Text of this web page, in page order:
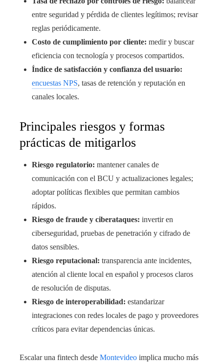
entre seguridad y pérdida de clientes legítimos; revisar
reglas periódicamente.
Costo de cumplimiento por cliente: medir y buscar
eficiencia con tecnología y procesos compartidos.
Índice de satisfacción y confianza del usuario:
encuestas NPS, tasas de retención y reputación en
canales locales.
Principales riesgos y formas
prácticas de mitigarlos
Riesgo regulatorio: mantener canales de
comunicación con el BCU y actualizaciones legales;
adoptar políticas flexibles que permitan cambios
rápidos.
Riesgo de fraude y ciberataques: invertir en
ciberseguridad, pruebas de penetración y cifrado de
datos sensibles.
Riesgo reputacional: transparencia ante incidentes,
atención al cliente local en español y procesos claros
de resolución de disputas.
Riesgo de interoperabilidad: estandarizar
integraciones con redes locales de pago y proveedores
críticos para evitar dependencias únicas.
Escalar una fintech desde Montevideo implica mucho más